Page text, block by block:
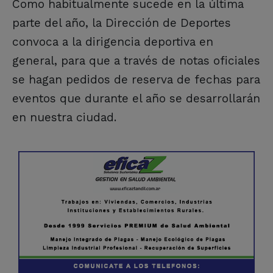
Como habitualmente sucede en la última
parte del año, la Dirección de Deportes
convoca a la dirigencia deportiva en
general, para que a través de notas oficiales
se hagan pedidos de reserva de fechas para
eventos que durante el año se desarrollarán
en nuestra ciudad.